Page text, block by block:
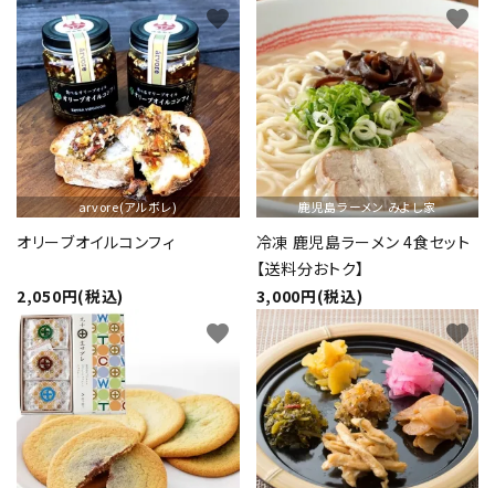
arvore(アルボレ)
オリーブオイルコンフィ
2,050円(税込)
favorite
鹿児島ラーメン みよし家
冷凍 鹿児島ラーメン 4食セット
【送料分おトク】
3,000円(税込)
favorite
favorite favorite